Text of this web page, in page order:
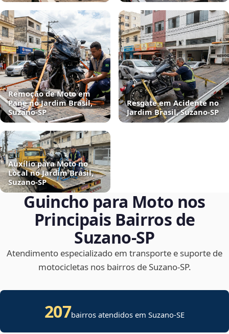
Remoção de Moto em
Pane no Jardim Brasil,
Suzano‑SP
Resgate em Acidente no
Jardim Brasil, Suzano‑SP
Auxílio para Moto no
Local no Jardim Brasil,
Suzano‑SP
Guincho para Moto nos
Principais Bairros de
Suzano‑SP
Atendimento especializado em transporte e suporte de
motocicletas nos bairros de Suzano‑SP.
207bairros atendidos emSuzano-SE